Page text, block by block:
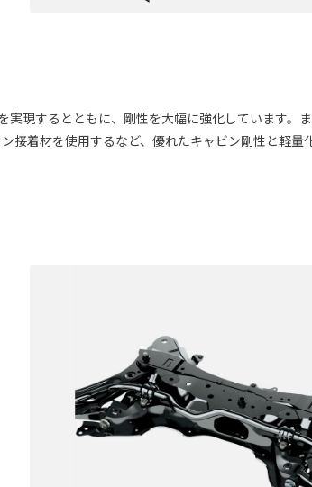
現するとともに、剛性を大幅に強化しています。
接着材を使用するなど、優れたキャビン剛性と軽量